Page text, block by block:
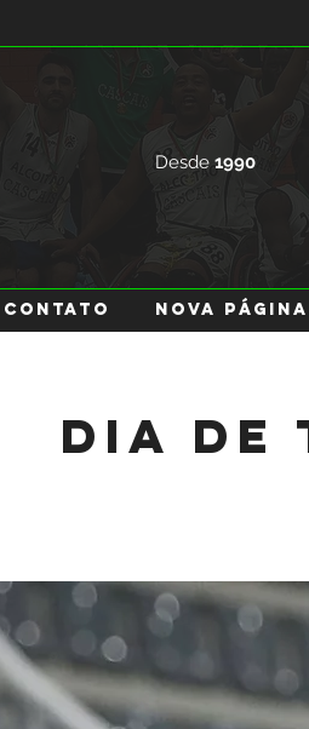
Desde 1990
Contato Nova página
Dia de